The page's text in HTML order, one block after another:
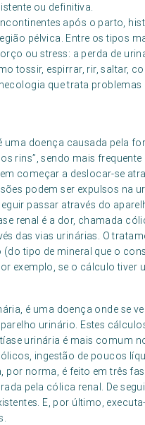
ou definitiva.
após o parto,
pélvica. Entre os tipos
ou stress: a perda de
tossir, espirrar, rir, saltar,
que trata
uma doença causada pela
rins”, sendo mais
começar a deslocar-se
podem ser expulsos na
passar através do
renal é a dor, chamada
das vias urinárias. O
tipo de mineral que o
exemplo, se o cálculo tiver
é uma doença onde se
urinário. Estes
urinária é mais comum
ingestão de poucos
por norma, é feito em três
pela cólica renal. De
E, por último,